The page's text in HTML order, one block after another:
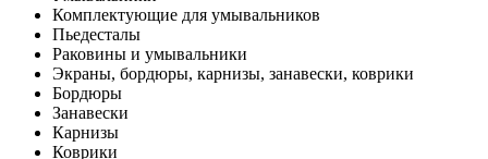
Комплектующие для умывальников
Пьедесталы
Раковины и умывальники
Экраны, бордюры, карнизы, занавески, коврики
Бордюры
Занавески
Карнизы
Коврики